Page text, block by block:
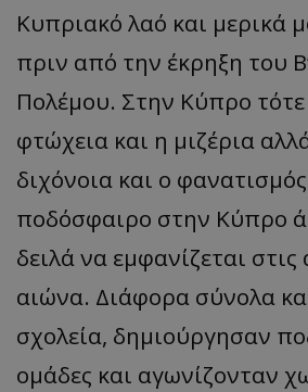
Κυπριακό λαό και μερικά
πριν από την έκρηξη του
Πολέμου. Στην Κύπρο τότε
φτώχεια και η μιζέρια
διχόνοια και ο
ποδόσφαιρο στην Κύπρο
δειλά να εμφανίζεται
αιώνα. Διάφορα σύνολα
σχολεία, δημιούργησαν
ομάδες και αγωνίζονταν